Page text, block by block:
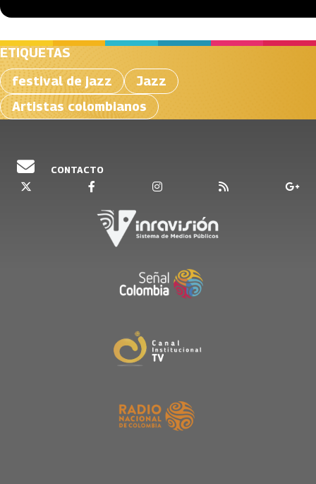
ETIQUETAS
festival de jazz
Jazz
Artistas colombianos
CONTACTO